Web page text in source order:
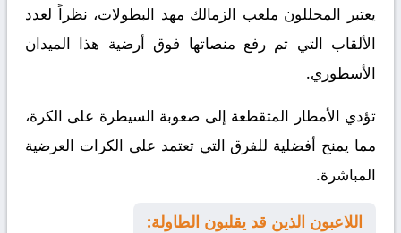
يعتبر المحللون ملعب الزمالك مهد البطولات، نظراً لعدد
الألقاب التي تم رفع منصاتها فوق أرضية هذا الميدان
الأسطوري.
تؤدي الأمطار المتقطعة إلى صعوبة السيطرة على الكرة،
مما يمنح أفضلية للفرق التي تعتمد على الكرات العرضية
المباشرة.
اللاعبون الذين قد يقلبون الطاولة: